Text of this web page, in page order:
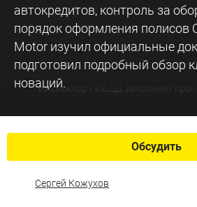
автокредитов, контроль за
порядок оформления полисов
Motor изучил официальные
подготовил подробный обзор
новаций.Инспектор ГИБДД заполняет
Обсудить
Сергей Кожухов